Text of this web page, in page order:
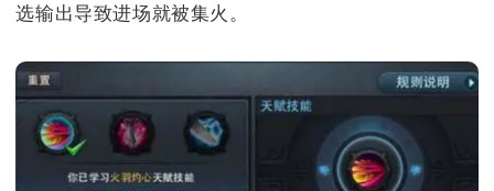
选输出导致进场就被集火。